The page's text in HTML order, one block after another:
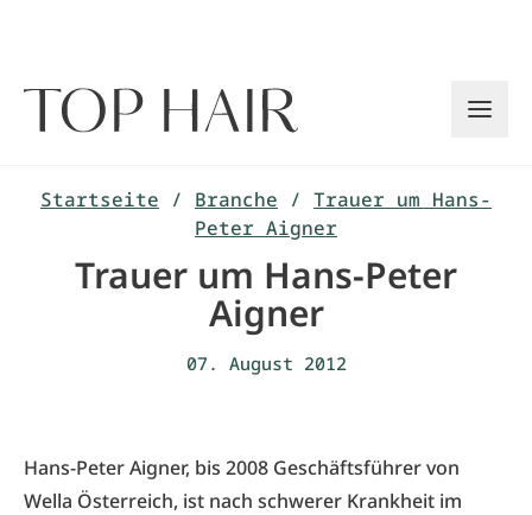
Startseite / Branche / Trauer um Hans-
Peter Aigner
Trauer um Hans-Peter
Aigner
07. August 2012
Hans-Peter Aigner, bis 2008 Geschäftsführer von
Wella Österreich, ist nach schwerer Krankheit im